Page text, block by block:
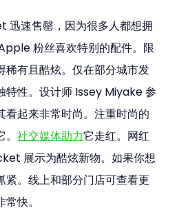
迅速售罄，因为很多人都想拥
粉丝喜欢特别的配件。限
稀有且酷炫。仅在部分城市发
特性。设计师 Issey Miyake 参
看起来非常时尚。注重时尚的
。社交媒体助力它走红。网红
展示为酷炫新物。如果你想
紧。线上和部分门店可查看更
快。